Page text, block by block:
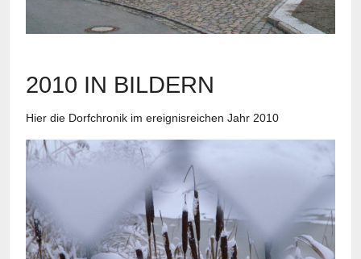
2010 IN BILDERN
Hier die Dorfchronik im ereignisreichen Jahr 2010